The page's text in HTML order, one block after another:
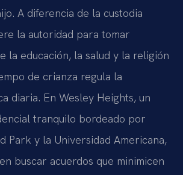
A diferencia de la custodia
la autoridad para tomar
la educación, la salud y la religión
de crianza regula la
diaria. En Wesley Heights, un
tranquilo bordeado por
Park y la Universidad Americana,
buscar acuerdos que minimicen